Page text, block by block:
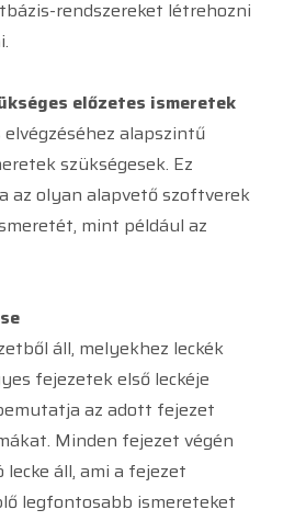
rendszereket létrehozni
előzetes ismeretek
alapszintű
szükségesek. Ez
az olyan alapvető szoftverek
mint például az
áll, melyekhez leckék
fejezetek első leckéje
az adott fejezet
Minden fejezet végén
áll, ami a fejezet
legfontosabb ismereteket